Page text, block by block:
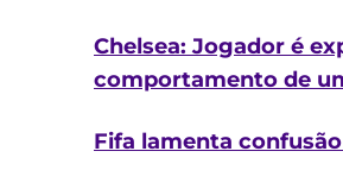
Chelsea: Jogador é
comportamento de
Fifa lamenta